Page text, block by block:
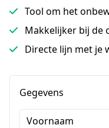
Tool om het
Makkelijker bij de
Directe lijn met je
Gegevens
Voornaam